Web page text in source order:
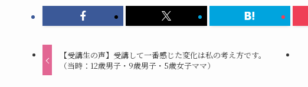
【受講生の声】受講して一番感じた変化は私の考え方です。
（当時：12歳男子・9歳男子・5歳女子ママ）